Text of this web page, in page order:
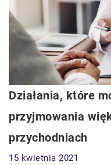
Działania, które
przyjmowania
przychodniach
15 kwietnia 2021